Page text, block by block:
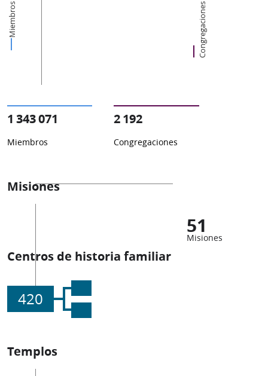
Miembros Congregaciones
1 343 071
Miembros
2 192
Congregaciones
Misiones
51
Misiones
Centros de historia familiar
420
Templos